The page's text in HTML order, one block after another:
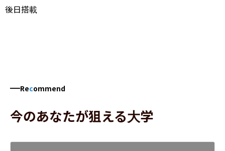
後日搭載
Recommend
今のあなたが狙える大学